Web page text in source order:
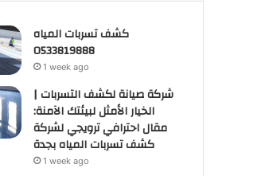
كشف تسربات المياه
0533819888
1 week ago
شركة صيانة لكشف التسربات |
الخيار الأمثل لبيئتك الآمنة:
مقال احترافي ترويجي لشركة
كشف تسربات المياه بجدة
1 week ago